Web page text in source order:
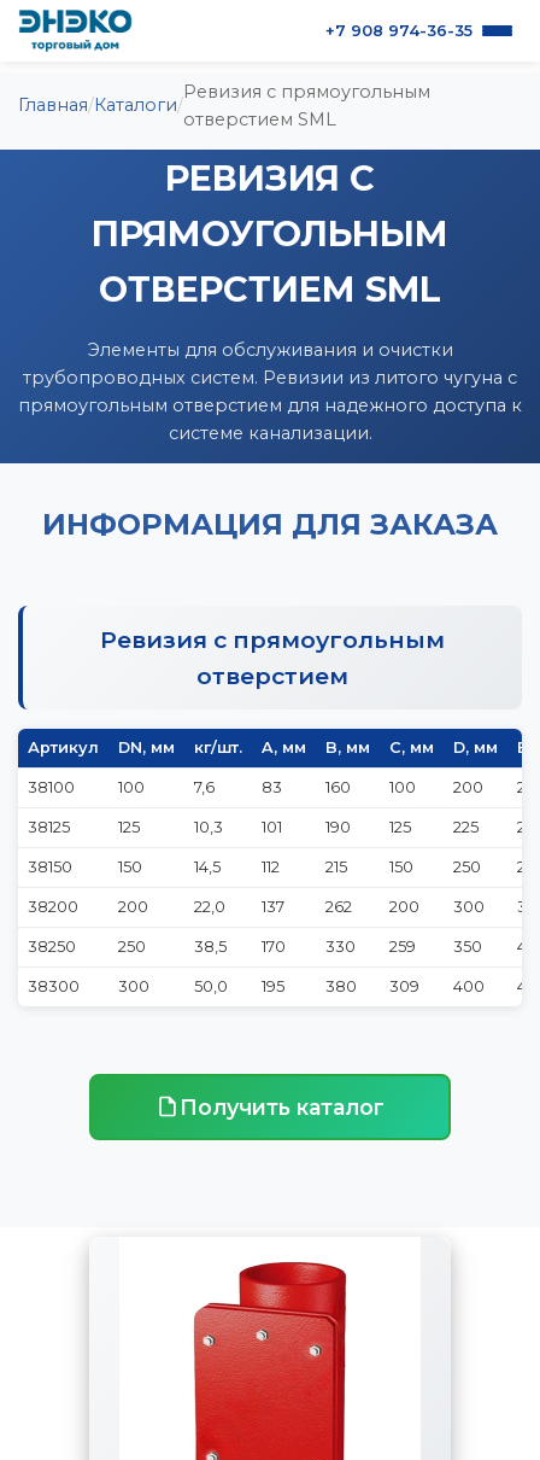
О продукции
Каталоги
Контакты
+7 908 974-36-35
Главная/Каталоги/
Ревизия с прямоугольным
отверстием SML
РЕВИЗИЯ С
ПРЯМОУГОЛЬНЫМ
ОТВЕРСТИЕМ SML
Элементы для обслуживания и очистки
трубопроводных систем. Ревизии из литого чугуна с
прямоугольным отверстием для надежного доступа к
системе канализации.
ИНФОРМАЦИЯ ДЛЯ ЗАКАЗА
Ревизия с прямоугольным
отверстием
Артикул DN, мм кг/шт. A, мм B, мм C, мм D, мм E,
38100 100 7,6 83 160 100 200
38125 125 10,3 101 190 125 225
38150 150 14,5 112 215 150 250
38200 200 22,0 137 262 200 300
38250 250 38,5 170 330 259 350
38300 300 50,0 195 380 309 400
Получить каталог